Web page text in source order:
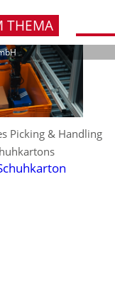
THEMA
Picking & Handling